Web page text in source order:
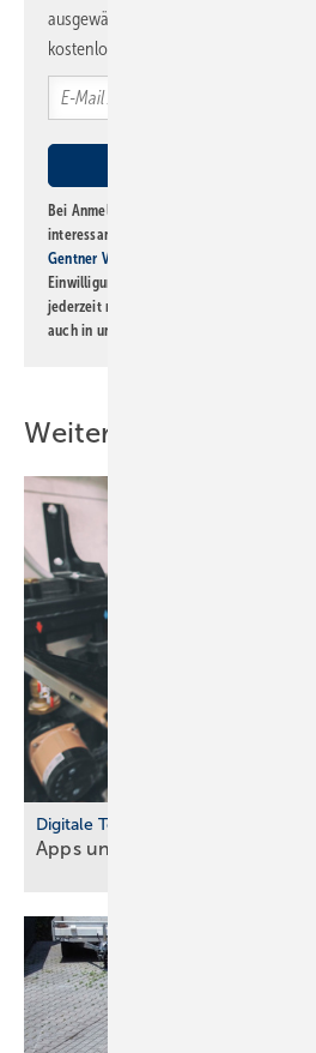
ausgewählte Informationen und
kostenlos direkt ins Postfach.
Bei Anmeldung zu diesem Newsletter bin
interessante Verlags- und Online-Angebote
Gentner Verlag GmbH & Co. KG
Einwilligung kann ich jederzeit widerrufen
jederzeit möglich. Informationen zum
auch in unserer
Weitere Inhalte
Digitale Tools
Apps und Soft­ware für